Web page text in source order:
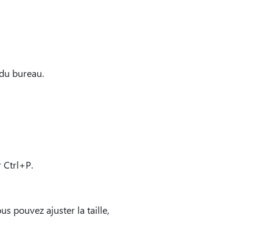
bureau.
Ctrl+P.
pouvez ajuster la taille,